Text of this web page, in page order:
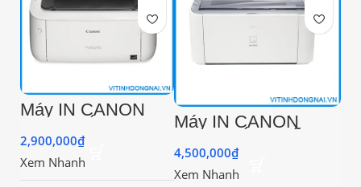
Máy IN CANON
6030 CHÍNH
HÃNG
2,900,000₫
Xem Nhanh
Máy IN CANON
4,500,000₫
Xem Nhanh